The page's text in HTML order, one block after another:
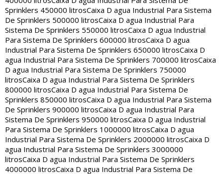
Sprinklers 450000 litrosCaixa D agua Industrial Para Sistema
De Sprinklers 500000 litrosCaixa D agua Industrial Para
Sistema De Sprinklers 550000 litrosCaixa D agua Industrial
Para Sistema De Sprinklers 600000 litrosCaixa D agua
Industrial Para Sistema De Sprinklers 650000 litrosCaixa D
agua Industrial Para Sistema De Sprinklers 700000 litrosCaixa
D agua Industrial Para Sistema De Sprinklers 750000
litrosCaixa D agua Industrial Para Sistema De Sprinklers
800000 litrosCaixa D agua Industrial Para Sistema De
Sprinklers 850000 litrosCaixa D agua Industrial Para Sistema
De Sprinklers 900000 litrosCaixa D agua Industrial Para
Sistema De Sprinklers 950000 litrosCaixa D agua Industrial
Para Sistema De Sprinklers 1000000 litrosCaixa D agua
Industrial Para Sistema De Sprinklers 2000000 litrosCaixa D
agua Industrial Para Sistema De Sprinklers 3000000
litrosCaixa D agua Industrial Para Sistema De Sprinklers
4000000 litrosCaixa D agua Industrial Para Sistema De